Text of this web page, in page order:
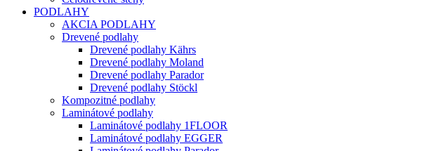
PODLAHY
AKCIA PODLAHY
Drevené podlahy
Drevené podlahy Kährs
Drevené podlahy Moland
Drevené podlahy Parador
Drevené podlahy Stöckl
Kompozitné podlahy
Laminátové podlahy
Laminátové podlahy 1FLOOR
Laminátové podlahy EGGER